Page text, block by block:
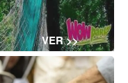
VER >>